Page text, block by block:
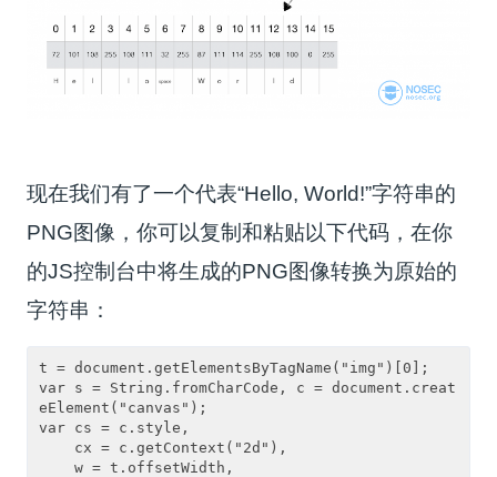
现在我们有了一个代表“Hello, World!”字符串的
PNG图像，你可以复制和粘贴以下代码，在你
的JS控制台中将生成的PNG图像转换为原始的
字符串：
t = document.getElementsByTagName("img")[0];
var s = String.fromCharCode, c = document.creat
eElement("canvas");
var cs = c.style,
    cx = c.getContext("2d"),
    w = t.offsetWidth,